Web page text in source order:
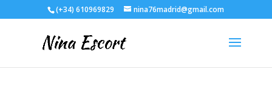
(+34) 610969829 nina76madrid@gmail.com